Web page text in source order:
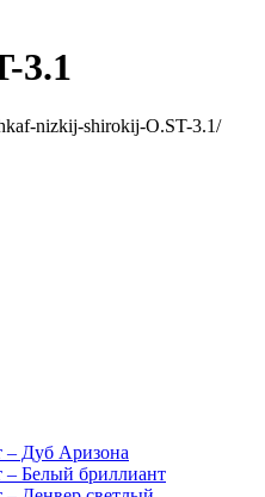
3.1
nizkij-shirokij-O.ST-3.1/